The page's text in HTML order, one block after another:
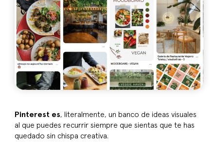
Pinterest es, literalmente, un banco de ideas visuales
al que puedes recurrir siempre que sientas que te has
quedado sin chispa creativa.